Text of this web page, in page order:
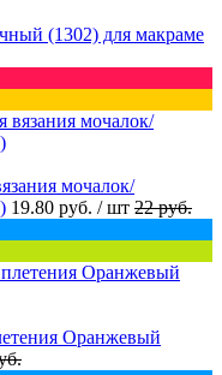
(1302) для макраме
мочалок/
19.80 руб. / шт 22 руб.
Оранжевый